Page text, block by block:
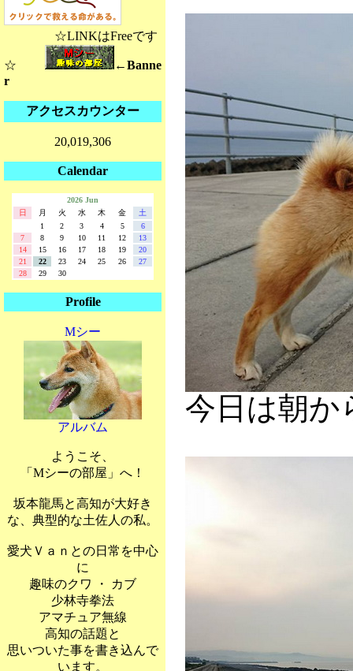
☆LINKはFreeです
☆
←Banne
r
アクセスカウンター
20,019,306
Calendar
2026 Jun
日
月 火 水 木 金
土
1
2 3 4 5
6
7
8 9 10 11 12
13
14
15 16 17 18 19
20
21
22 23 24 25 26
27
28
29 30
Profile
Mシー
アルバム
ようこそ、
「Mシーの部屋」へ！
坂本龍馬と高知が大好き
な、典型的な土佐人の私。
愛犬Ｖａｎとの日常を中心
に
趣味のクワ ・ カブ
少林寺拳法
アマチュア無線
高知の話題と
思いついた事を書き込んで
います。
今日は朝か